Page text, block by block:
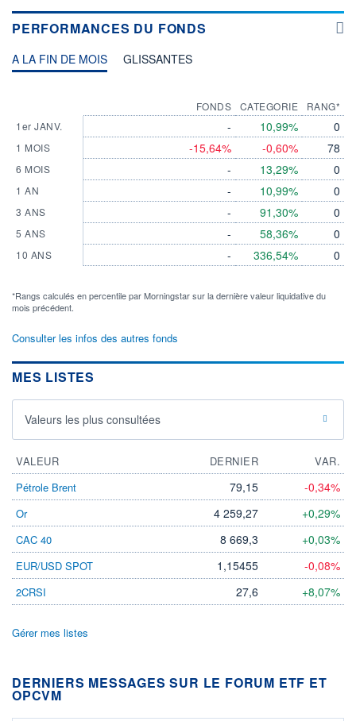
PERFORMANCES DU FONDS
A LA FIN DE MOIS GLISSANTES
1er JANV.
1 MOIS
6 MOIS
1 AN
3 ANS
5 ANS
10 ANS
FONDS
-
-15,64%
-
-
-
-
-
CATEGORIE
10,99%
-0,60%
13,29%
10,99%
91,30%
58,36%
336,54%
RANG*
0
78
0
0
0
0
0
*Rangs calculés en percentile par Morningstar sur la dernière valeur liquidative du
mois précédent.
Consulter les infos des autres fonds
MES LISTES
Valeurs les plus consultées
VALEUR DERNIER
VAR.
Pétrole Brent
79,15 -0,34%
Or 4 259,27 +0,29%
CAC 40 8 669,3 +0,03%
EUR/USD SPOT 1,15455 -0,08%
2CRSI 27,6 +8,07%
Gérer mes listes
DERNIERS MESSAGES SUR LE FORUM ETF ET
OPCVM